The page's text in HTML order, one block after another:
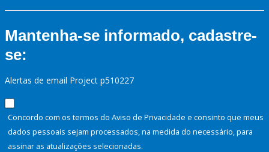
Mantenha-se informado, cadastre-
se:
Alertas de email Project p510227
Concordo com os termos do Aviso de Privacidade e consinto que meus
dados pessoais sejam processados, na medida do necessário, para
assinar as atualizações selecionadas.